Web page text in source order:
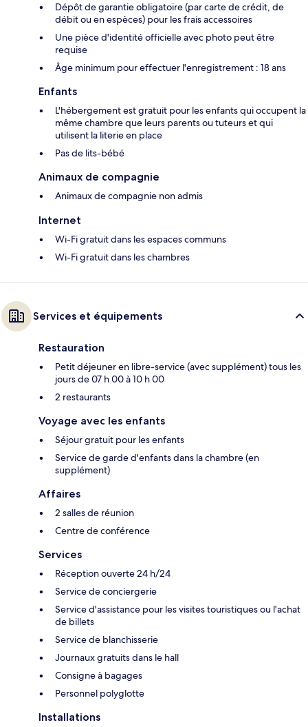
Dépôt de garantie obligatoire (par carte de crédit, de
débit ou en espèces) pour les frais accessoires
Une pièce d'identité officielle avec photo peut être
requise
Âge minimum pour effectuer l'enregistrement : 18 ans
Enfants
L'hébergement est gratuit pour les enfants qui occupent la
même chambre que leurs parents ou tuteurs et qui
utilisent la literie en place
Pas de lits-bébé
Animaux de compagnie
Animaux de compagnie non admis
Internet
Wi-Fi gratuit dans les espaces communs
Wi-Fi gratuit dans les chambres
Services et équipements
Restauration
Petit déjeuner en libre-service (avec supplément) tous les
jours de 07 h 00 à 10 h 00
2 restaurants
Voyage avec les enfants
Séjour gratuit pour les enfants
Service de garde d'enfants dans la chambre (en
supplément)
Affaires
2 salles de réunion
Centre de conférence
Services
Réception ouverte 24 h/24
Service de conciergerie
Service d'assistance pour les visites touristiques ou l'achat
de billets
Service de blanchisserie
Journaux gratuits dans le hall
Consigne à bagages
Personnel polyglotte
Installations